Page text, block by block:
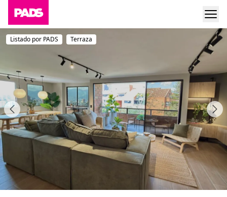
Listado por PADS Terraza